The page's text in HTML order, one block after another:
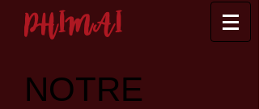
PHIMAI
NOTRE